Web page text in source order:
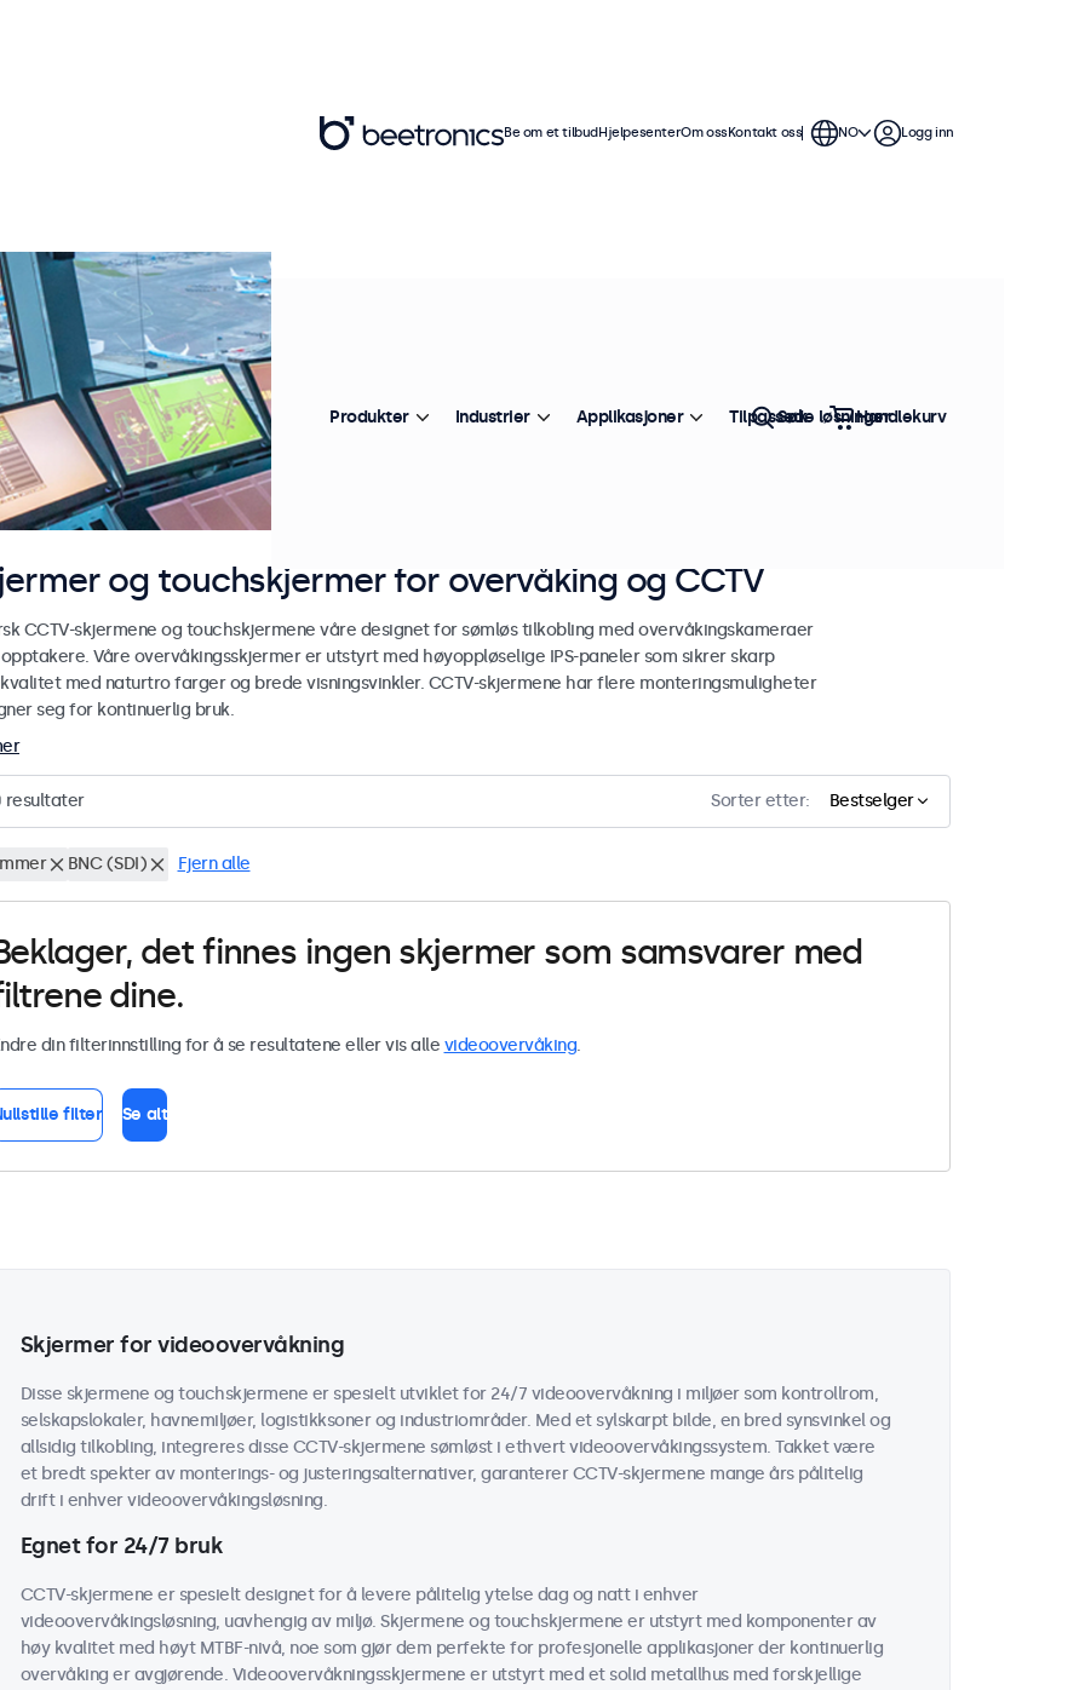
og touchskjermer for overvåking og CCTV
CCTV-skjermene og touchskjermene våre designet for sømløs tilkobling med overvåkingskameraer
Våre overvåkingsskjermer er utstyrt med høyoppløselige IPS-paneler som sikrer skarp
med naturtro farger og brede visningsvinkler. CCTV-skjermene har flere monteringsmuligheter
seg for kontinuerlig bruk.
resultater Sorter etter: Bestselger
BNC (SDI) Fjern alle
det finnes ingen skjermer som samsvarer med
dine.
din filterinnstilling for å se resultatene eller vis alle videoovervåking.
filter Se alt
Skjermer for videoovervåkning
Disse skjermene og touchskjermene er spesielt utviklet for 24/7 videoovervåkning i miljøer som kontrollrom,
selskapslokaler, havnemiljøer, logistikksoner og industriområder. Med et sylskarpt bilde, en bred synsvinkel og
allsidig tilkobling, integreres disse CCTV-skjermene sømløst i ethvert videoovervåkingssystem. Takket være
et bredt spekter av monterings- og justeringsalternativer, garanterer CCTV-skjermene mange års pålitelig
drift i enhver videoovervåkingsløsning.
Egnet for 24/7 bruk
CCTV-skjermene er spesielt designet for å levere pålitelig ytelse dag og natt i enhver
videoovervåkingsløsning, uavhengig av miljø. Skjermene og touchskjermene er utstyrt med komponenter av
høy kvalitet med høyt MTBF-nivå, noe som gjør dem perfekte for profesjonelle applikasjoner der kontinuerlig
overvåking er avgjørende. Videoovervåkningsskjermene er utstyrt med et solid metallhus med forskjellige
Be om et tilbudHjelpesenterOm ossKontakt oss NO Logg inn
Produkter Industrier Applikasjoner Tilpassede løsninger
Søk Handlekurv